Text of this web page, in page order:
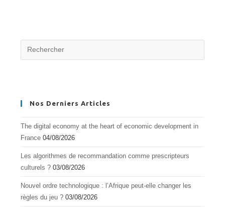
Nos Derniers Articles
The digital economy at the heart of economic development in
France 04/08/2026
Les algorithmes de recommandation comme prescripteurs
culturels ? 03/08/2026
Nouvel ordre technologique : l’Afrique peut-elle changer les
règles du jeu ? 03/08/2026